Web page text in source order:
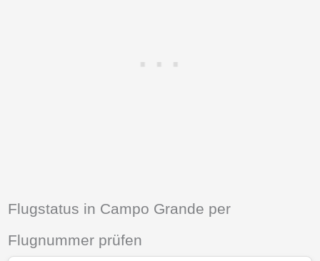
Flugstatus in Campo Grande per
Flugnummer prüfen